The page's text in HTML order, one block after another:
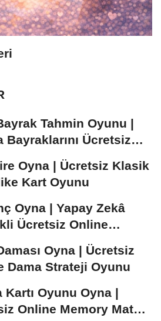
Tahmin Oyunu |
Bayraklarını Ücretsiz
Oyna | Ücretsiz Klasik
Kart Oyunu
Oyna | Yapay Zekâ
Ücretsiz Online
Oyna | Ücretsiz
Dama Strateji Oyunu
Kartı Oyunu Oyna |
Online Memory Match